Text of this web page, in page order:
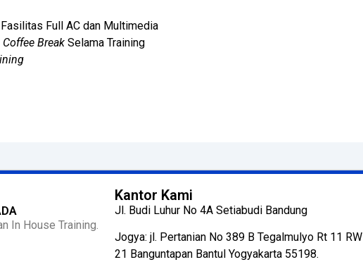
Full AC dan Multimedia
Coffee Break Selama Training
In House Training.
Kantor Kami
Jl. Budi Luhur No 4A Setiabudi Bandung
Jogya: jl. Pertanian No 389 B Tegalmulyo Rt 11 RW
21 Banguntapan Bantul Yogyakarta 55198.